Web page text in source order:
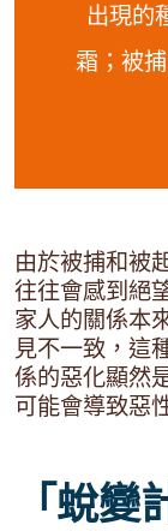
出現的
霜；被
由於被捕和被
往往會感到絕
家人的關係本
見不一致，這
係的惡化顯然
可能會導致惡
「蛻